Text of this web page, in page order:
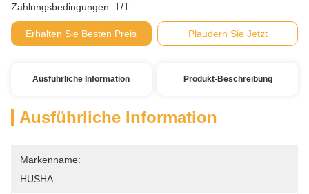
Zahlungsbedingungen: T/T
Erhalten Sie Besten Preis Plaudern Sie Jetzt
Ausführliche Information Produkt-Beschreibung
Ausführliche Information
Markenname:
HUSHA